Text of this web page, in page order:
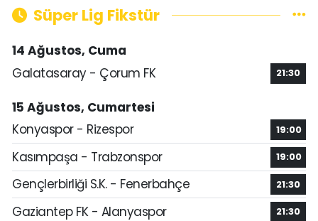
Süper Lig Fikstür
14 Ağustos, Cuma
Galatasaray - Çorum FK
21:30
15 Ağustos, Cumartesi
Konyaspor - Rizespor
19:00
Kasımpaşa - Trabzonspor 19:00
Gençlerbirliği S.K. - Fenerbahçe 21:30
Gaziantep FK - Alanyaspor 21:30